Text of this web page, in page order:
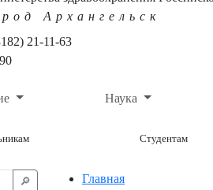
Архангельск
21-11-63
Наука
Студентам
🔎︎
Главная